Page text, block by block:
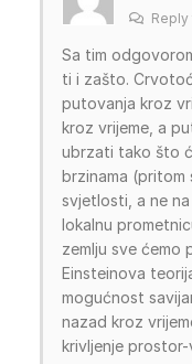
Reply
Sa tim
ti i zašto.
putovanja kroz
kroz vrijeme, a
ubrzati tako što
brzinama (pritom
svjetlosti, a ne
lokalnu
zemlju sve ćemo
Einsteinova
mogućnost
nazad kroz
krivljenje